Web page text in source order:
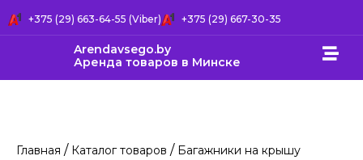
+375 (29) 663-64-55 (Viber) +375 (29) 667-30-35
Arendavsego.by
Аренда товаров в Минске
Главная / Каталог товаров / Багажники на крышу